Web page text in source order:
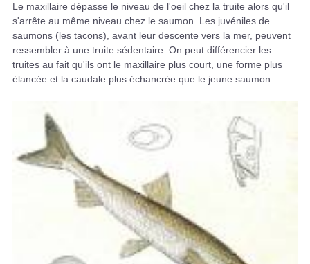
Le maxillaire dépasse le niveau de l'oeil chez la truite alors qu'il
s'arrête au même niveau chez le saumon. Les juvéniles de
saumons (les tacons), avant leur descente vers la mer, peuvent
ressembler à une truite sédentaire. On peut différencier les
truites au fait qu'ils ont le maxillaire plus court, une forme plus
élancée et la caudale plus échancrée que le jeune saumon.